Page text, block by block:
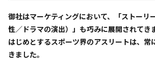
――御社はマーケティングにおいて、「ストー
性／ドラマの演出）」も巧みに展開されてき
はじめとするスポーツ界のアスリートは、常
きました。